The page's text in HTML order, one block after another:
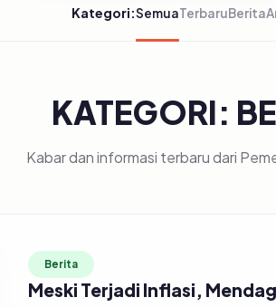
Kategori:SemuaTerbaruBerita
KATEGORI:
Kabar dan informasi terbaru dari
Berita
Meski Terjadi Inflasi,